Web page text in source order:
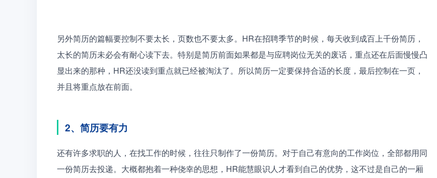
另外简历的篇幅要控制不要太长，页数也不要太多。HR在招聘季节的时候，每天收到成百上千份简历，
太长的简历未必会有耐心读下去。特别是简历前面如果都是与应聘岗位无关的废话，重点还在后面慢慢凸
显出来的那种，HR还没读到重点就已经被淘汰了。所以简历一定要保持合适的长度，最后控制在一页，
并且将重点放在前面。
2、简历要有力
还有许多求职的人，在找工作的时候，往往只制作了一份简历。对于自己有意向的工作岗位，全部都用同
一份简历去投递。大概都抱着一种侥幸的思想，HR能慧眼识人才看到自己的优势，这不过是自己的一厢